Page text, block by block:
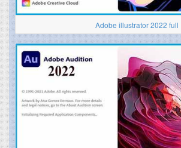
Adobe illustrator 2022 full